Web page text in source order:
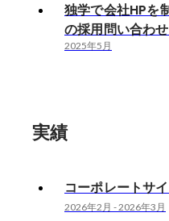
独学で会社HPを
の採用問い合わ
2025年5月
実績
コーポレートサ
2026年2月 -2026年3月